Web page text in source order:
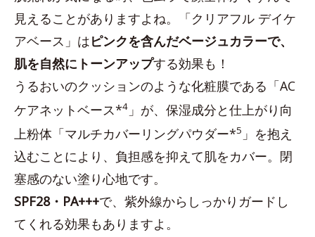
見えることがありますよね。「クリアフル デイケ
アベース」はピンクを含んだベージュカラーで、
肌を自然にトーンアップする効果も！
うるおいのクッションのような化粧膜である「AC
ケアネットベース*4 」が、保湿成分と仕上がり向
上粉体「マルチカバーリングパウダー*5 」を抱え
込むことにより、負担感を抑えて肌をカバー。閉
塞感のない塗り心地です。
SPF28・PA+++で、紫外線からしっかりガードし
てくれる効果もありますよ。